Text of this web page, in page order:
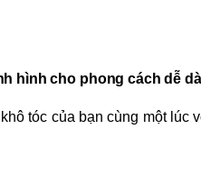
hình cho phong cách dễ
tóc của bạn cùng một